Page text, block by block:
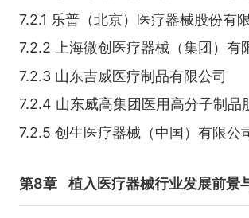
7.2.1 乐普（北京）医疗器械股份有
7.2.2 上海微创医疗器械（集团）有
7.2.3 山东吉威医疗制品有限公司
7.2.4 山东威高集团医用高分子制品
7.2.5 创生医疗器械（中国）有限公
第8章 植入医疗器械行业发展前景